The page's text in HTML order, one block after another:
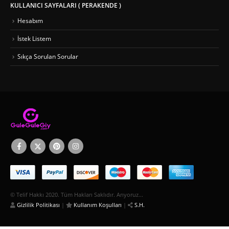
KULLANICI SAYFALARI ( PERAKENDE )
Hesabım
İstek Listem
Sıkça Sorulan Sorular
© Telif Hakkı 2020. Tüm Hakları Saklıdır. Arıyoruz...
Gizlilik Politikası | Kullanım Koşulları | S.H.